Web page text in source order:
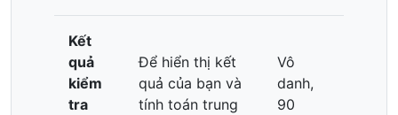
Kết
quả
kiểm
tra
Để hiển thị kết
quả của bạn và
tính toán trung
Vô
danh,
90